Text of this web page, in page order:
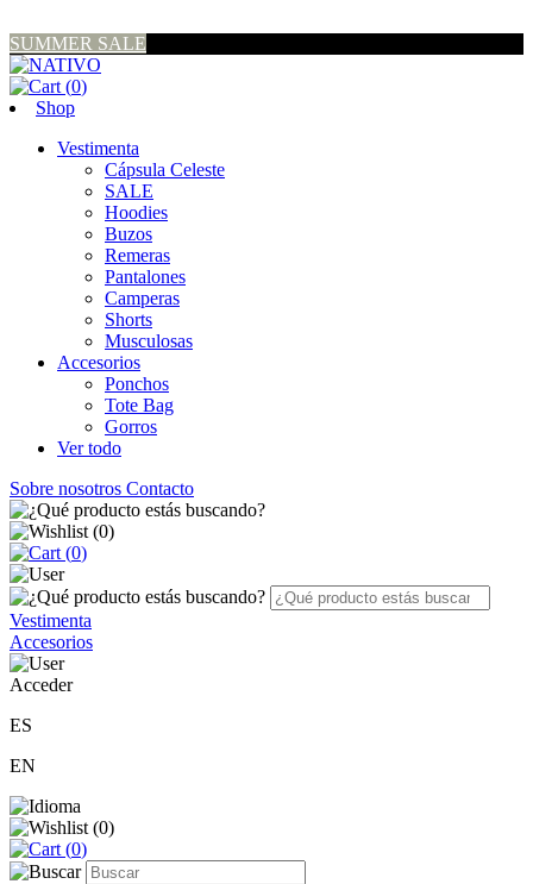
SUMMER SALE
(0)
Shop
Vestimenta
Cápsula Celeste
SALE
Hoodies
Buzos
Remeras
Pantalones
Camperas
Shorts
Musculosas
Accesorios
Ponchos
Tote Bag
Gorros
Ver todo
Sobre nosotros Contacto
(0)
(0)
Vestimenta
Accesorios
Acceder
ES
EN
(0)
(0)